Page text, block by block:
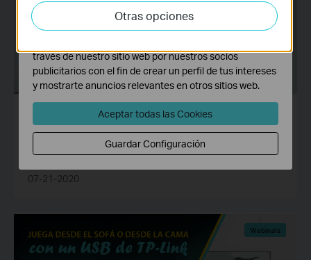
WEBINAR: Cómo mejorar la conectividad y
la WiFi en casa con TP-Link
07-21-2020
Webinars
Otras opciones
actividades en nuestro sitio web con el fin de mejorar y
adaptar la funcionalidad del mismo.
través de nuestro sitio web por nuestros socios
publicitarios con el fin de crear un perfil de tus intereses
y mostrarte anuncios relevantes en otros sitios web.
Aceptar todas las Cookies
Guardar Configuración